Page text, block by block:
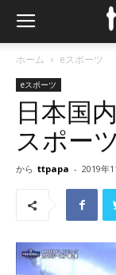
ホーム eスポーツ
eスポーツ
日本国
スポー
から ttpapa - 2019年